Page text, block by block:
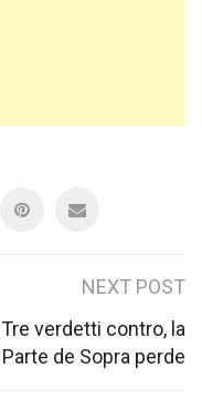
NEXT POST
Tre verdetti contro, la
Parte de Sopra perde